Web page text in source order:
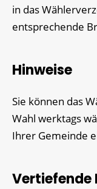
in das
entsprechende
Hinweise
Sie können das
Wahl werktags
Ihrer Gemeinde
Vertiefende